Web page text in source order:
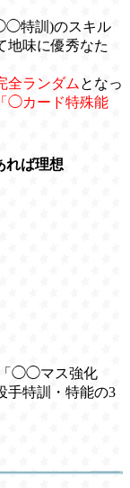
特訓)のスキル
地味に優秀なた
全ランダム となっ
◯カード特殊能
れば理想
「◯◯マス強化
手特訓・特能の3